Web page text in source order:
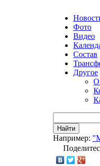
Фото
Видео
Состав
Другое
О
Найти
Например: